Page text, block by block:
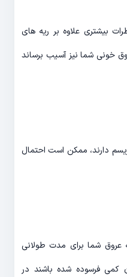
بیشتری علاوه بر ریه های
خونی شما نیز آسیب برساند
دارند، ممکن است احتمال
شما برای مدت طولانی
کمی فرسوده شده باشند در